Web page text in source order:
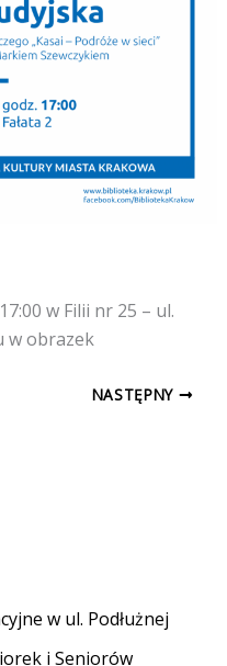
w Filii nr 25 – ul.
w obrazek
NASTĘPNY
w ul. Podłużnej
i Seniorów